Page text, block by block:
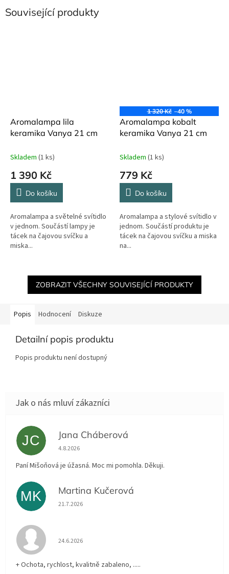
Související produkty
Aromalampa lila
keramika Vanya 21 cm
Skladem (1 ks)
1 390 Kč
Do košíku
Aromalampa a světelné svítidlo
v jednom. Součástí lampy je
tácek na čajovou svíčku a
miska...
1 320 Kč –40 %
Aromalampa kobalt
keramika Vanya 21 cm
Skladem (1 ks)
779 Kč
Do košíku
Aromalampa a stylové svítidlo v
jednom. Součástí produktu je
tácek na čajovou svíčku a miska
na...
ZOBRAZIT VŠECHNY SOUVISEJÍCÍ PRODUKTY
Popis Hodnocení Diskuze
Detailní popis produktu
Popis produktu není dostupný
JC Jana Cháberová
Hodnocení obchodu je 5 z 5 hvězdiček.
4.8.2026
Paní Mišoňová je úžasná. Moc mi pomohla. Děkuji.
MK Martina Kučerová
Hodnocení obchodu je 5 z 5 hvězdiček.
21.7.2026
Hodnocení obchodu je 5 z 5 hvězdiček.
24.6.2026
+ Ochota, rychlost, kvalitně zabaleno, .....